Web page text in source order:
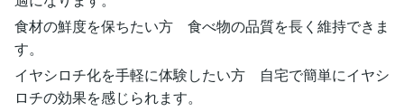
食材の鮮度を保ちたい方 食べ物の品質を長く維持できま
す。
イヤシロチ化を手軽に体験したい方 自宅で簡単にイヤシ
ロチの効果を感じられます。